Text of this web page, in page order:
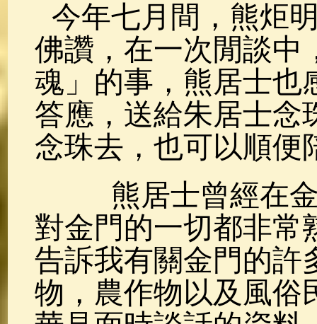
今年七月間，熊炬
佛讚，在一次閒談中
魂」的事，熊居士也
答應，送給朱居士念
念珠去，也可以順便
熊居士曾經在金
對金門的一切都非常
告訴我有關金門的許
物，農作物以及風俗